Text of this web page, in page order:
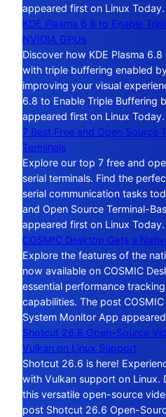
appeared first on Linux Today.
KDE Plasma 6.8 to Enable
NVIDIA GPUs
Discover how KDE Plasma
with triple buffering enabled
improving your visual
6.8 to Enable Triple Buffering
appeared first on Linux Today.
7 Best Free and Open Source
Terminals
Explore our top 7 free and
serial terminals. Find the
serial communication tasks
and Open Source Terminal-
appeared first on Linux Today.
COSMIC Desktop Gets a
Explore the features of the
now available on COSMIC
essential performance
capabilities. The post
System Monitor App
Shotcut 26.6 Open-Source
Vulkan on Linux Support
Shotcut 26.6 is here!
with Vulkan support on Linux.
this versatile open-source
post Shotcut 26.6 Open-